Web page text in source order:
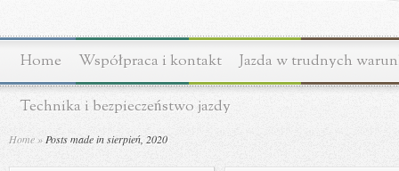
Home Współpraca i kontakt Jazda w trudnych
Technika i bezpieczeństwo jazdy
Home » Posts made in sierpień, 2020